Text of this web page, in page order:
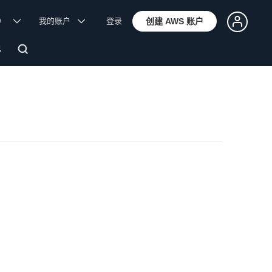
） 我的账户 登录 创建 AWS 账户